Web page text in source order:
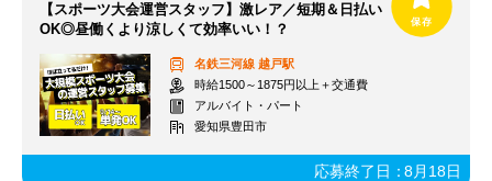
【スポーツ大会運営スタッフ】激レア／短期＆日払い
OK◎昼働くより涼しくて効率いい！？
名鉄三河線 越戸駅
時給1500～1875円以上＋交通費
アルバイト・パート
愛知県豊田市
応募終了日：8月18日